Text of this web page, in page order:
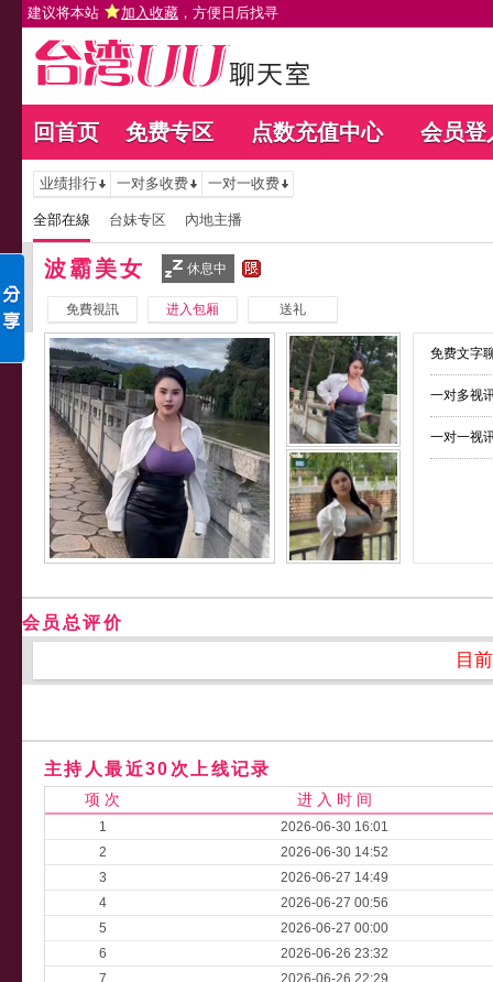
建议将本站 加入收藏 ，方便日后找寻
回首页 免费专区 点数充值中心 会员登
业绩排行 一对多收费 一对一收费
全部在線 台妹专区 內地主播
波霸美女 休息中
免費視訊 进入包厢 送礼
免费文字
一对多视
一对一视
会员总评价
目
主持人最近30次上线记录
项 次 进 入 时 间
1
2026-06-30 16:01
2
2026-06-30 14:52
3
2026-06-27 14:49
4
2026-06-27 00:56
5
2026-06-27 00:00
6
2026-06-26 23:32
7
2026-06-26 22:29